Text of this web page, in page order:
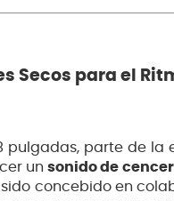
Secos para el
pulgadas, parte de la
unsonido de
sido concebido en